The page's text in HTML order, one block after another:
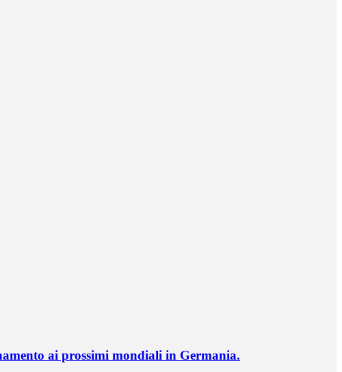
ai prossimi mondiali in Germania.